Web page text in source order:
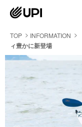
TOP INFORMATION
ィ豊かに新登場